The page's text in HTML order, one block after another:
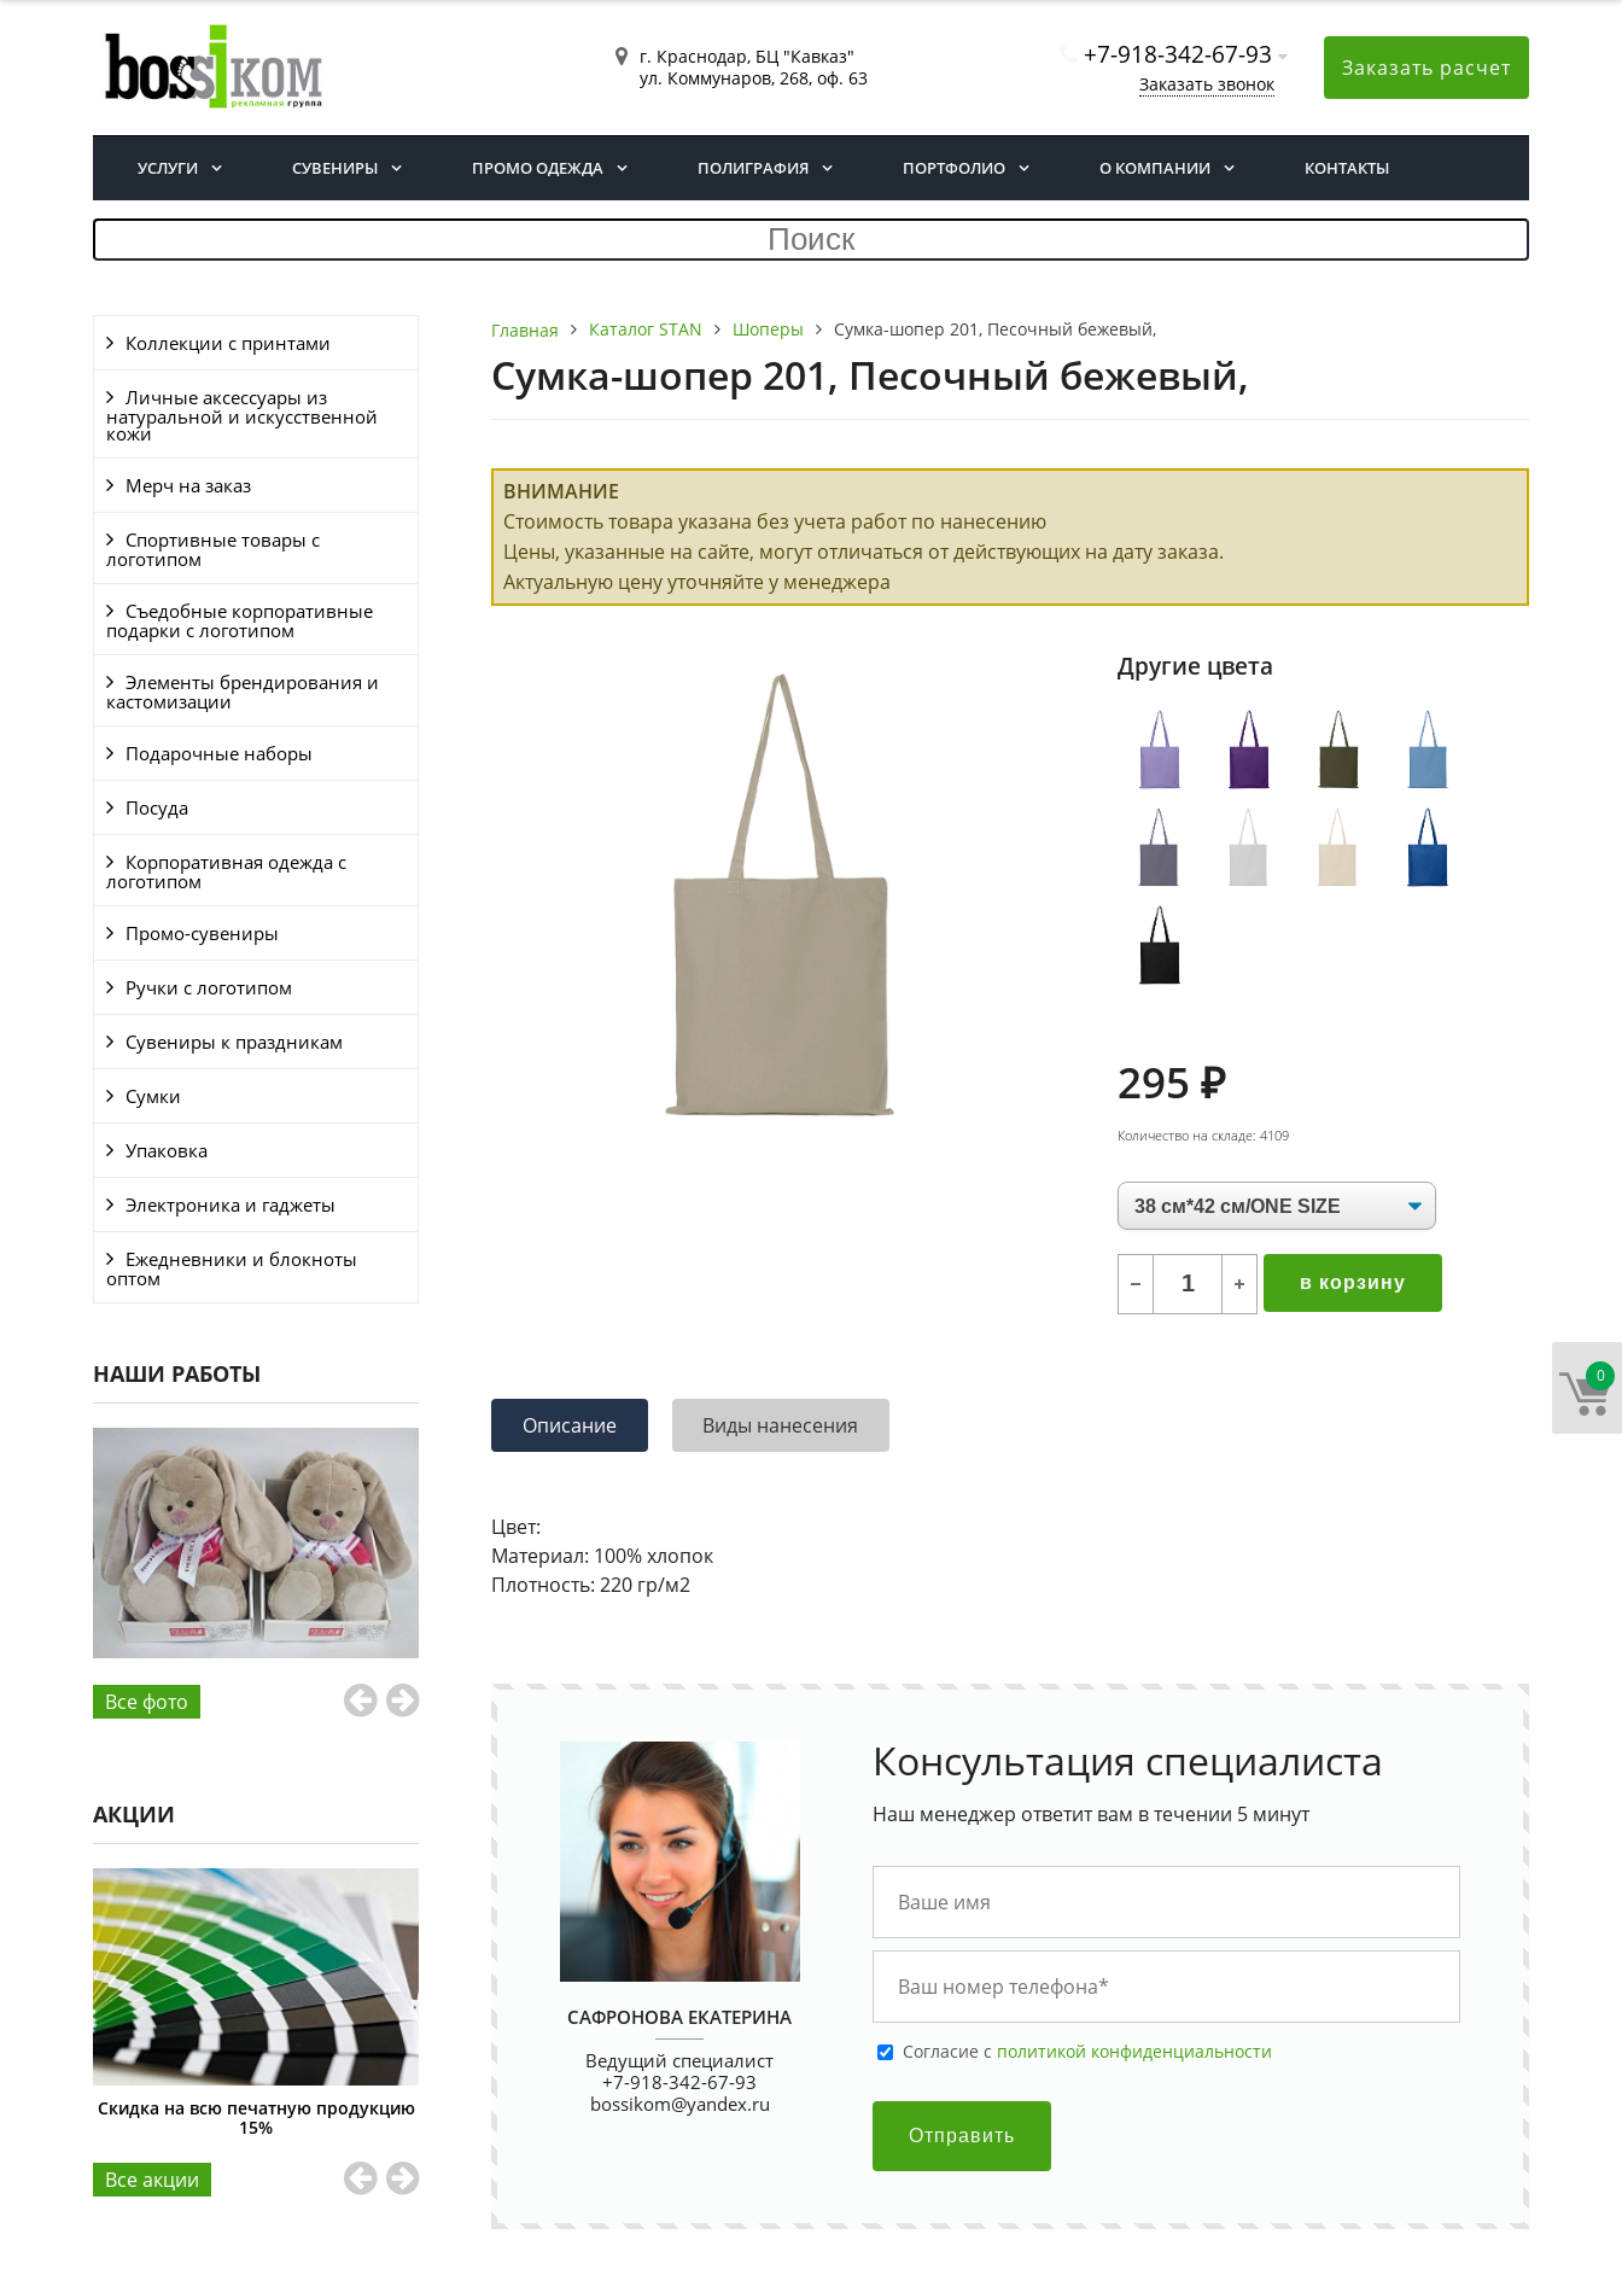
г. Краснодар, БЦ "Кавказ"
ул. Коммунаров, 268, оф. 63
+7-918-342-67-93
Заказать звонок
Заказать расчет
УСЛУГИ СУВЕНИРЫ ПРОМО ОДЕЖДА ПОЛИГРАФИЯ ПОРТФОЛИО О КОМПАНИИ КОНТАКТЫ
Коллекции с принтами
Личные аксессуары из
натуральной и искусственной
кожи
Мерч на заказ
Спортивные товары с
логотипом
Съедобные корпоративные
подарки с логотипом
Элементы брендирования и
кастомизации
Подарочные наборы
Посуда
Корпоративная одежда с
логотипом
Промо-сувениры
Ручки с логотипом
Сувениры к праздникам
Сумки
Упаковка
Электроника и гаджеты
Ежедневники и блокноты
оптом
НАШИ РАБОТЫ
Все фото
АКЦИИ
Скидка на всю печатную продукцию
15%
Цифровая печать в апреле со
Скидка на всю печатную продукцию
15%
Все aкции
Главная Каталог STAN Шоперы Сумка-шопер 201, Песочный бежевый,
Сумка-шопер 201, Песочный бежевый,
ВНИМАНИЕ
Стоимость товара указана без учета работ по нанесению
Цены, указанные на сайте, могут отличаться от действующих на дату заказа.
Актуальную цену уточняйте у менеджера
0
Другие цвета
295 ₽
Количество на складе: 4109
в корзину
Описание Виды нанесения
Цвет:
Материал: 100% хлопок
Плотность: 220 гр/м2
САФРОНОВА ЕКАТЕРИНА
Ведущий специалист
+7-918-342-67-93
bossikom@yandex.ru
Консультация специалиста
Наш менеджер ответит вам в течении 5 минут
Cогласие с политикой конфиденциальности
Отправить